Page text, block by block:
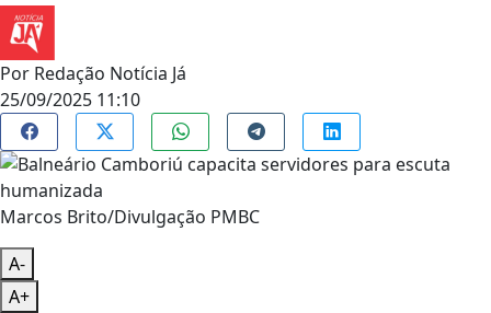
Por Redação Notícia Já
25/09/2025 11:10
Marcos Brito/Divulgação PMBC
A-
A+